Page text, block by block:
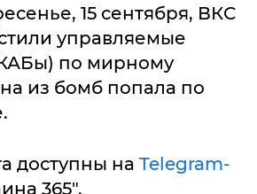
15 сентября, ВКС
управляемые
по мирному
из бомб попала по
доступны на Telegram-
365".